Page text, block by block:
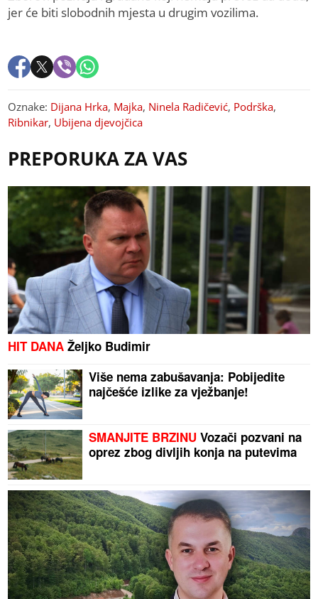
jer će biti slobodnih mjesta u drugim vozilima.
Oznake: Dijana Hrka, Majka, Ninela Radičević, Podrška,
Ribnikar, Ubijena djevojčica
PREPORUKA ZA VAS
HIT DANA Željko Budimir
Više nema zabušavanja: Pobijedite
najčešće izlike za vježbanje!
SMANJITE BRZINU Vozači pozvani na
oprez zbog divljih konja na putevima